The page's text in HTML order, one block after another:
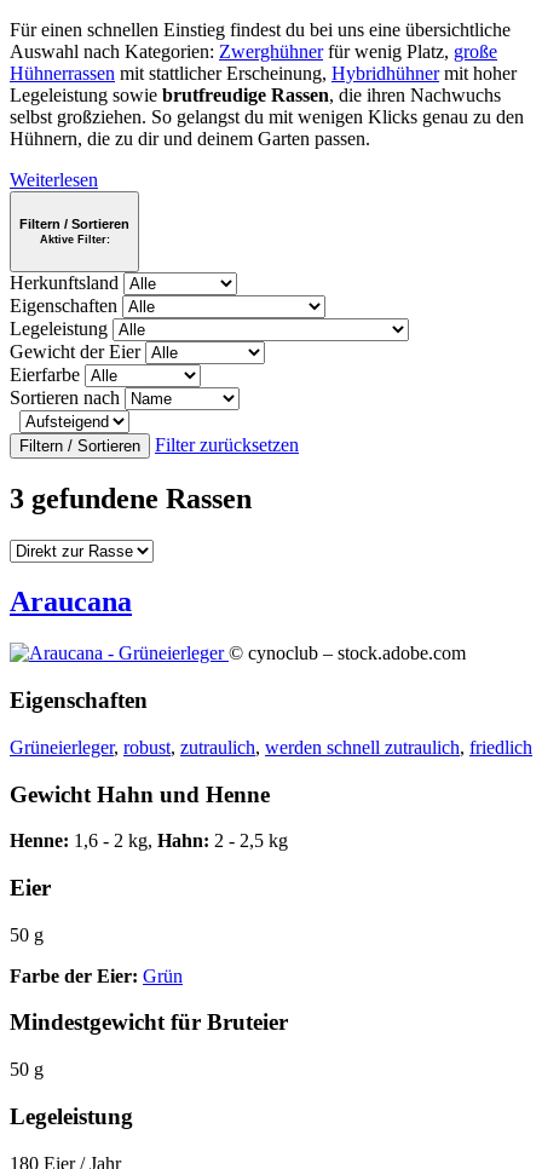
Für einen schnellen Einstieg findest du bei uns eine übersichtliche
Auswahl nach Kategorien: Zwerghühnerfür wenig Platz, große
Hühnerrassen mit stattlicher Erscheinung, Hybridhühnermit hoher
Legeleistung sowie brutfreudige Rassen, die ihren Nachwuchs
selbst großziehen. So gelangst du mit wenigen Klicks genau zu den
Hühnern, die zu dir und deinem Garten passen.
Weiterlesen
Filtern / Sortieren
Aktive Filter:
Herkunftsland
Eigenschaften
Legeleistung
Gewicht der Eier
Eierfarbe
Sortieren nach
Filtern / Sortieren Filter zurücksetzen
3 gefundene Rassen
Araucana
© cynoclub – stock.adobe.com
Eigenschaften
Grüneierleger, robust, zutraulich, werden schnell zutraulich, friedlich
Gewicht Hahn und Henne
Henne: 1,6 - 2 kg, Hahn: 2 - 2,5 kg
Eier
50 g
Farbe der Eier: Grün
Mindestgewicht für Bruteier
50 g
Legeleistung
180 Eier / Jahr